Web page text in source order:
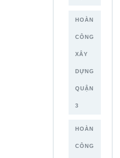
HOÀN
CÔNG
XÂY
DỰNG
QUẬN
3
HOÀN
CÔNG